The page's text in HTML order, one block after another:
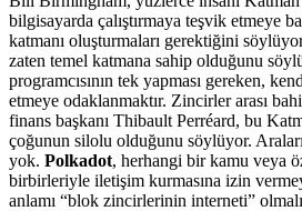
bilgisayarda çalıştırmaya teşvik etmeye
katmanı oluşturmaları gerektiğini
zaten temel katmana sahip olduğunu
programcısının tek yapması gereken,
etmeye odaklanmaktır. Zincirler arası
finans başkanı Thibault Perréard, bu
çoğunun silolu olduğunu söylüyor.
yok. Polkadot, herhangi bir kamu veya
birbirleriyle iletişim kurmasına izin
anlamı “blok zincirlerinin interneti”